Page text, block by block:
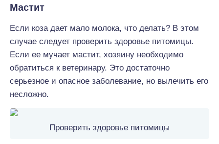
Мастит
Если коза дает мало молока, что делать? В этом
случае следует проверить здоровье питомицы.
Если ее мучает мастит, хозяину необходимо
обратиться к ветеринару. Это достаточно
серьезное и опасное заболевание, но вылечить его
несложно.
Проверить здоровье питомицы